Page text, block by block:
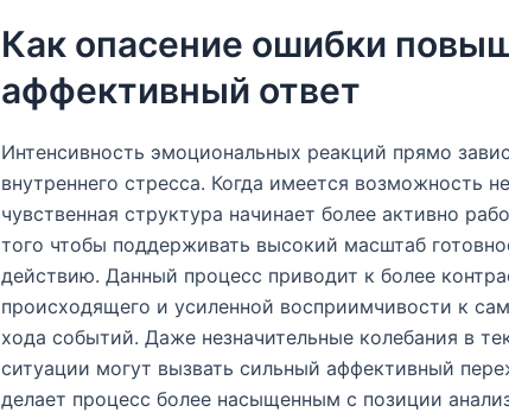
Как опасение ошибки
аффективный ответ
Интенсивность эмоциональных реакций прямо
внутреннего стресса. Когда имеется возможность
чувственная структура начинает более активно
того чтобы поддерживать высокий масштаб
действию. Данный процесс приводит к более
происходящего и усиленной восприимчивости к
хода событий. Даже незначительные колебания в
ситуации могут вызвать сильный аффективный
делает процесс более насыщенным с позиции